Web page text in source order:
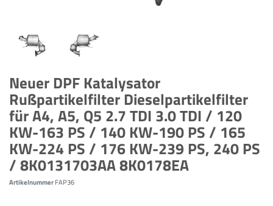
Neuer DPF Katalysator
Rußpartikelfilter Dieselpartikelfilter
für A4, A5, Q5 2.7 TDI 3.0 TDI / 120
KW-163 PS / 140 KW-190 PS / 165
KW-224 PS / 176 KW-239 PS, 240 PS
/ 8K0131703AA 8K0178EA
ArtikelnummerFAP36